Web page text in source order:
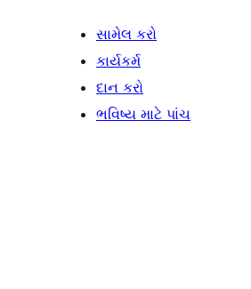
સામેલ કરો
કાર્યકર્મ
દાન કરો
ભવિષ્ય માટે પાંચ